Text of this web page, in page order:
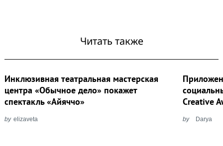
Читать также
Инклюзивная театральная мастерская
центра «Обычное дело» покажет
спектакль «Айяччо»
by elizaveta
Creative
by Darya